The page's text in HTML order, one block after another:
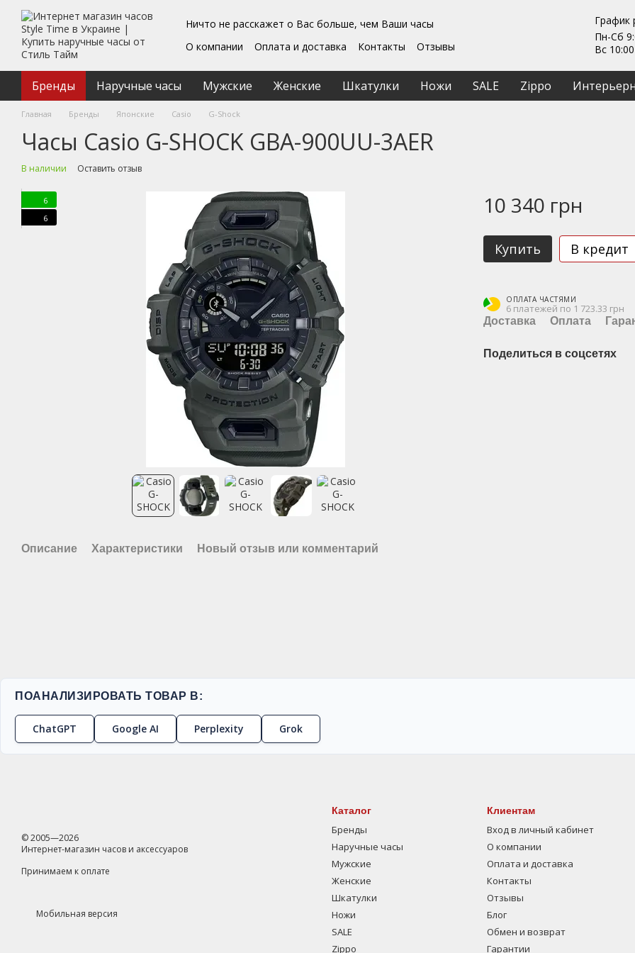
Перейти к основному контенту
Ничто не расскажет о Вас больше, чем Ваши часы
О компании
Оплата и доставка Контакты
Отзывы
Пользовательское соглашение
График
Пн-Сб
Вс
Бренды Наручные часы Мужские Женские Шкатулки Ножи SALE Zippo
Главная Бренды Японские Casio G-Shock
Часы Casio G-SHOCK GBA-900UU-3AER
В наличии Оставить отзыв
6
6
Описание Характеристики Новый отзыв или комментарий
10 340 грн
Купить В кредит
ОПЛАТА ЧАСТЯМИ
6 платежей по 1 723.33 грн
Доставка Оплата
Поделиться в соцсетях
ПОАНАЛИЗИРОВАТЬ ТОВАР В:
ChatGPT Google AI Perplexity Grok
© 2005—2026
Интернет-магазин часов и аксессуаров
Принимаем к оплате
Мобильная версия
Каталог
Бренды
Наручные часы
Мужские
Женские
Шкатулки
Ножи
SALE
Zippo
Клиентам
Вход в личный кабинет
О компании
Оплата и доставка
Контакты
Отзывы
Блог
Обмен и возврат
Гарантии